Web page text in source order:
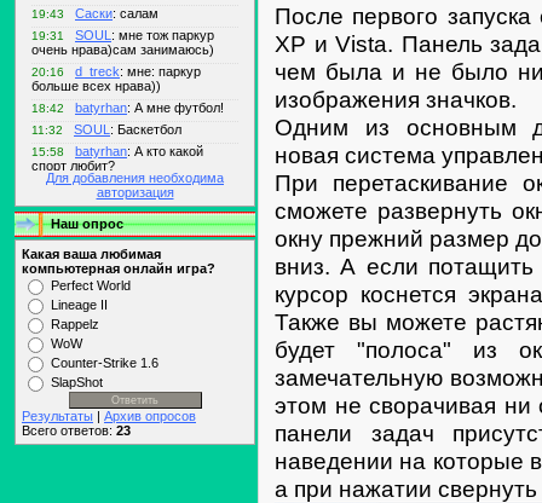
Для добавления необходима
авторизация
Наш опрос
Какая ваша любимая
компьютерная онлайн игра?
Perfect World
Lineage II
Rappelz
WoW
Counter-Strike 1.6
SlapShot
Результаты | Архив опросов
Всего ответов: 23
После первого
XP и Vista. Панель
чем была и не было
изображения значков.
Одним из основным
новая система
При перетаскивание
сможете развернуть
окну прежний размер
вниз. А если потащить
курсор коснется
Также вы можете
будет "полоса" из
замечательную
этом не сворачивая ни
панели задач
наведении на которые
а при нажатии свернуть